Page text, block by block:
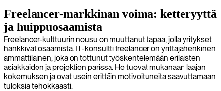
Freelancer-markkinan voima: ketteryyttä
ja huippuosaamista
Freelancer-kulttuurin nousu on muuttanut tapaa, jolla yritykset
hankkivat osaamista. IT-konsultti freelancer on yrittäjähenkinen
ammattilainen, joka on tottunut työskentelemään erilaisten
asiakkaiden ja projektien parissa. He tuovat mukanaan laajan
kokemuksen ja ovat usein erittäin motivoituneita saavuttamaan
tuloksia tehokkaasti.